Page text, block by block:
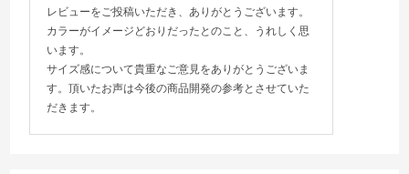
レビューをご投稿いただき、ありがとうございます。
カラーがイメージどおりだったとのこと、うれしく思
います。
サイズ感について貴重なご意見をありがとうございま
す。頂いたお声は今後の商品開発の参考とさせていた
だきます。